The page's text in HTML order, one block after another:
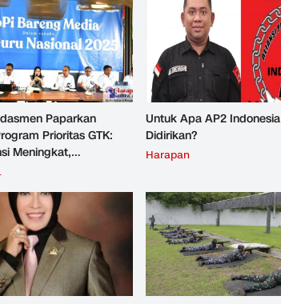
Paparkan
Prioritas GTK:
Meningkat,
Guru Kian Diperkuat
Untuk Apa AP2 Indonesia
Didirikan?
Harapan